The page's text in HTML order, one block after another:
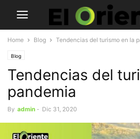
Home Blog Tendencias del turismo en la
Blog
Tendencias del
pandemia
By admin - Dic 31, 2020